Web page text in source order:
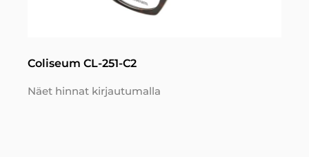
Coliseum CL-251-C2
Näet hinnat kirjautumalla